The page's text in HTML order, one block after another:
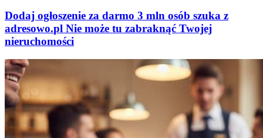
Dodaj ogłoszenie za darmo 3 mln osób szuka z
adresowo.pl Nie może tu zabraknąć Twojej
nieruchomości